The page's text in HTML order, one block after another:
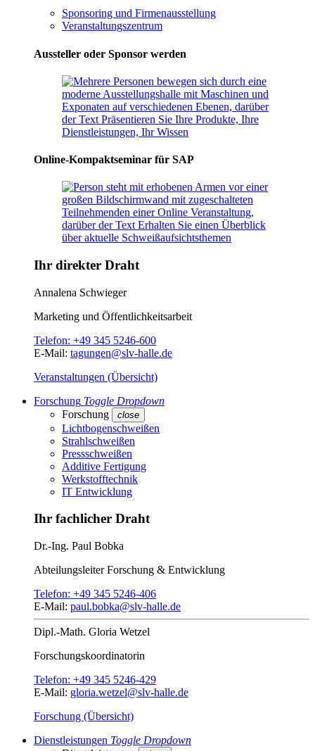
Sponsoring und Firmenausstellung
Veranstaltungszentrum
Aussteller oder Sponsor werden
Online-Kompaktseminar für SAP
Ihr direkter Draht
Annalena Schwieger
Marketing und Öffentlichkeitsarbeit
Telefon: +49 345 5246-600
E-Mail: tagungen@slv-halle.de
Veranstaltungen (Übersicht)
Forschung Toggle Dropdown
Forschung
close
Lichtbogenschweißen
Strahlschweißen
Pressschweißen
Additive Fertigung
Werkstofftechnik
IT Entwicklung
Ihr fachlicher Draht
Dr.-Ing. Paul Bobka
AbteilungsleiterForschung & Entwicklung
Telefon: +49 345 5246-406
E-Mail: paul.bobka@slv-halle.de
Dipl.-Math. Gloria Wetzel
Forschungs­koordinatorin
Telefon: +49 345 5246-429
E-Mail: gloria.wetzel@slv-halle.de
Forschung (Übersicht)
Dienstleistungen Toggle Dropdown